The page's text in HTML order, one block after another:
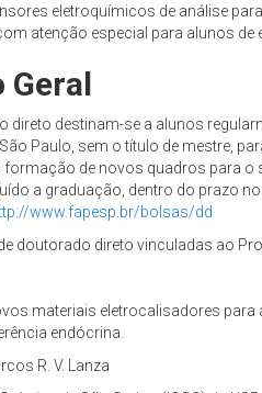
eletroquímicos de análise
atenção especial para alunos de
Geral
direto destinam-se a alunos
Paulo, sem o título de mestre,
de novos quadros para o
a graduação, dentro do prazo
www.fapesp.br/bolsas/dd
doutorado direto vinculadas ao
materiais eletrocalisadores
endócrina.
R. V. Lanza